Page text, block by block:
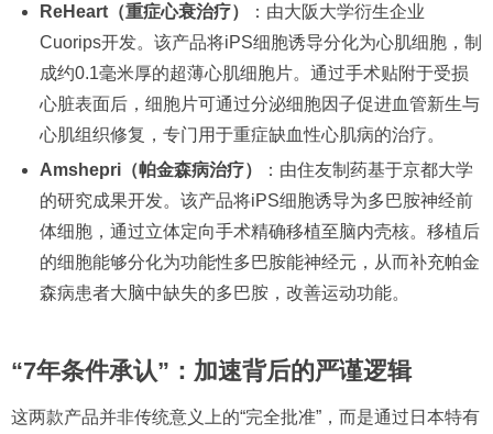
ReHeart（重症心衰治疗）
：由大阪大学衍生企业
Cuorips开发。该产品将iPS细胞诱导分化为心肌细胞，制
成约0.1毫米厚的超薄心肌细胞片。通过手术贴附于受损
心脏表面后，细胞片可通过分泌细胞因子促进血管新生与
心肌组织修复，专门用于重症缺血性心肌病的治疗。
Amshepri（帕金森病治疗）
：由住友制药基于京都大学
的研究成果开发。该产品将iPS细胞诱导为多巴胺神经前
体细胞，通过立体定向手术精确移植至脑内壳核。移植后
的细胞能够分化为功能性多巴胺能神经元，从而补充帕金
森病患者大脑中缺失的多巴胺，改善运动功能。
“7年条件承认”：加速背后的严谨逻辑
这两款产品并非传统意义上的“完全批准”，而是通过日本特有